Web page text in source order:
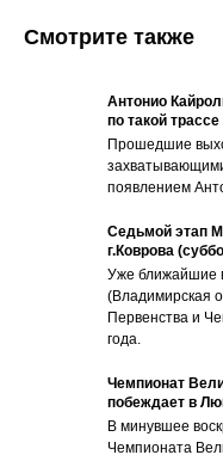
Смотрите также
Антонио
по такой
Прошедшие
появлением
Седьмой этап
г.Коврова
Уже ближайшие
(Владимирская
Первенства и
года.
Чемпионат
побеждает в
В минувшее
Чемпионата